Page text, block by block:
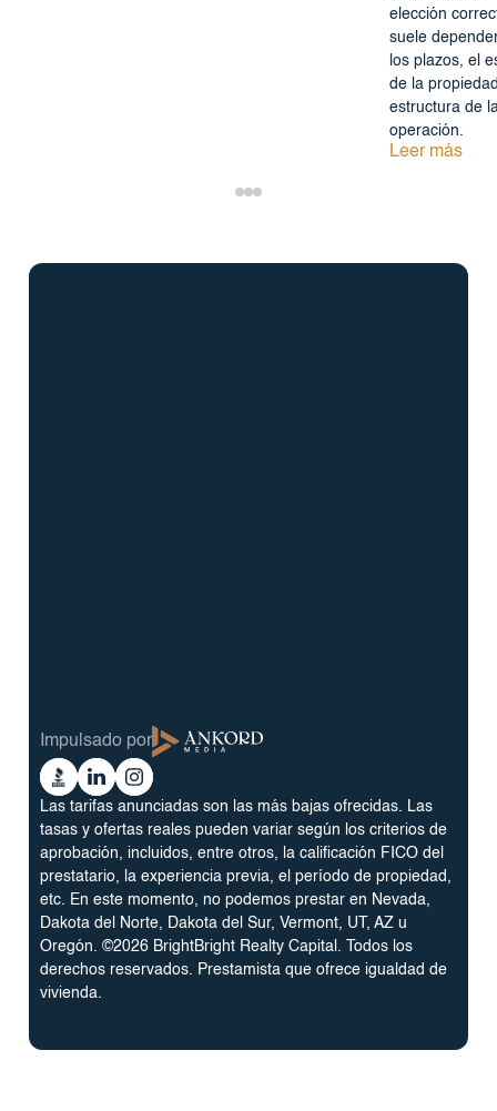
elección
suele
los plazos, el
de la
estructura de
operación.
Leer más
Glosario
Reviews
Impulsado por
Ankord
Media
Better
Business
Bureau
LinkedinInstagram
Las tarifas anunciadas son las más bajas ofrecidas. Las
tasas y ofertas reales pueden variar según los criterios de
aprobación, incluidos, entre otros, la calificación FICO del
prestatario, la experiencia previa, el período de propiedad,
etc. En este momento, no podemos prestar en Nevada,
Dakota del Norte, Dakota del Sur, Vermont, UT, AZ u
Oregón. ©2026 BrightBright Realty Capital. Todos los
derechos reservados. Prestamista que ofrece igualdad de
vivienda.